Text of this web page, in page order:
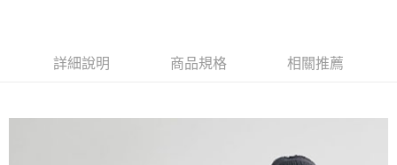
成交易。
3.實際核准額度、可分期數及費用金額請依後續交易確認頁面所載為準。
法說明評估內容。
1.分期款項不併入電信帳單，「大哥付你分期」於每月結算日後寄送繳費提
AFTEE先享後付是「在收到商品之後才付款」的支付方式。 讓您購物簡單
ATM付款詳細說明 商品規格 相關推薦